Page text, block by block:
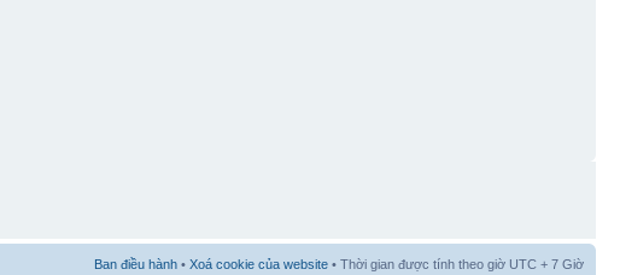
Ban điều hành • Xoá cookie của website • Thời gian được tính theo giờ UTC + 7 Giờ